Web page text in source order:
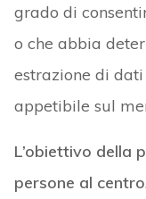
grado di
o che abbia
estrazione di
appetibile sul
L’obiettivo della
persone al centro